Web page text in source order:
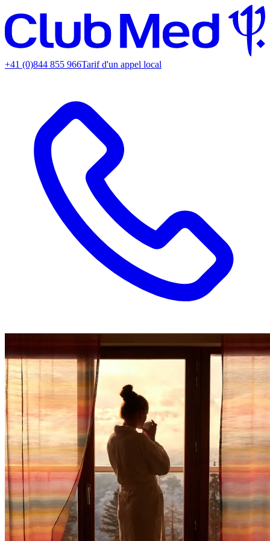
+41 (0)844 855 966Tarif d'un appel local